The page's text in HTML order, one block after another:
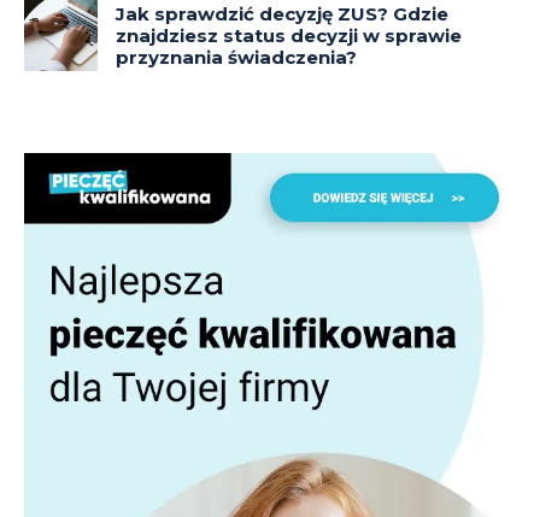
Jak sprawdzić decyzję ZUS? Gdzie
znajdziesz status decyzji w sprawie
przyznania świadczenia?